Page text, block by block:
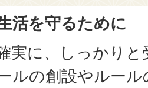
活を守るために
実に、しっかり
ルの創設やルー